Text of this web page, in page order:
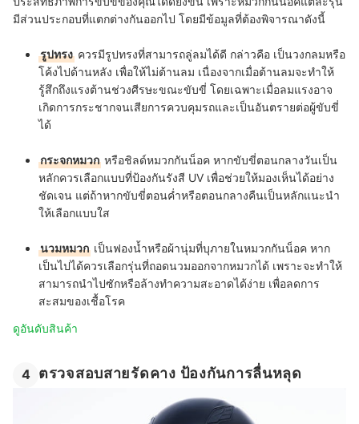
มีส่วนประกอบที่แตกต่างกันออกไป โดยมีข้อมูลที่ต้องพิจารณาดังนี้
รูปทรง ควรมีรูปทรงที่สามารถลู่ลมได้ดี กล่าวคือ เป็นวงกลมหรือ
โค้งไปด้านหลัง เพื่อให้ไม่ต้านลม เนื่องจากเมื่อต้านลมจะทำให้
รู้สึกถึงแรงต้านช่วงศีรษะขณะขับขี่ โดยเฉพาะเมื่อลมแรงอาจ
เกิดการกระชากจนเสียการควบคุมรถและเป็นอันตรายต่อผู้ขับขี่
ได้
กระจกหมวก หรือชิลด์หมวกกันน็อค หากขับขี่ตอนกลางวันเป็น
หลักควรเลือกแบบที่ป้องกันรังสี UV เพื่อช่วยให้มองเห็นได้อย่าง
ชัดเจน แต่ถ้าหากขับขี่ตอนค่ำหรือตอนกลางคืนเป็นหลักแนะนำ
ให้เลือกแบบใส
นวมหมวก เป็นฟองน้ำหรือผ้านุ่มที่บุภายในหมวกกันน็อค หาก
เป็นไปได้ควรเลือกรุ่นที่ถอดนวมออกจากหมวกได้ เพราะจะทำให้
สามารถนำไปซักหรือล้างทำความสะอาดได้ง่าย เพื่อลดการ
สะสมของเชื้อโรค
ดูอันดับสินค้า
4 ตรวจสอบสายรัดคาง ป้องกันการลื่นหลุด